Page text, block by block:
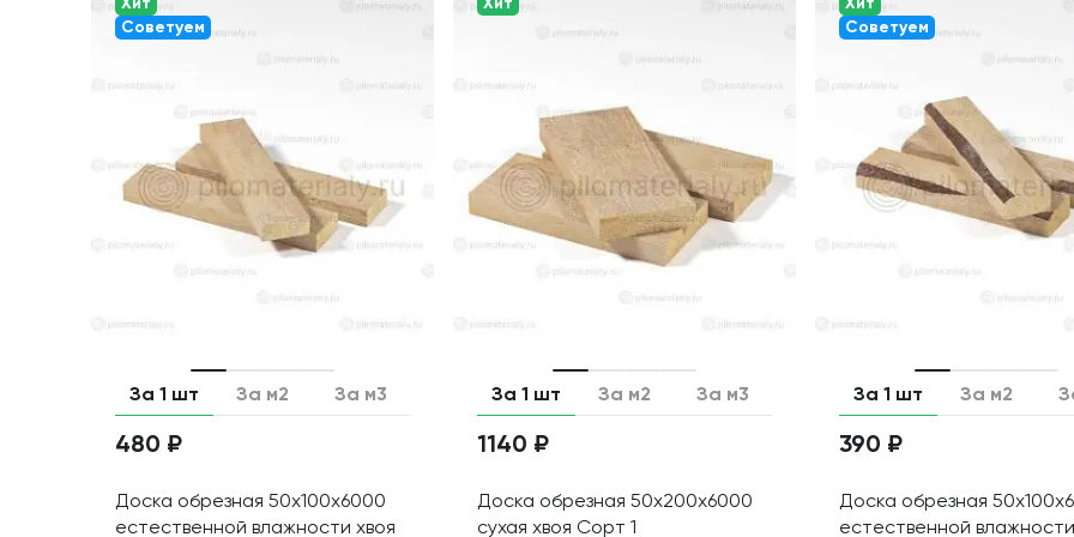
Хит
Советуем
За 1 шт За м2 За м3
480 ₽
Доска обрезная 50х100х6000
естественной влажности хвоя
Хит
За 1 шт За м2 За м3
1140 ₽
Доска обрезная 50х200х6000
сухая хвоя Сорт 1
Хит
Советуем
За 1 шт За м2
390 ₽
Доска обрезная
естественной